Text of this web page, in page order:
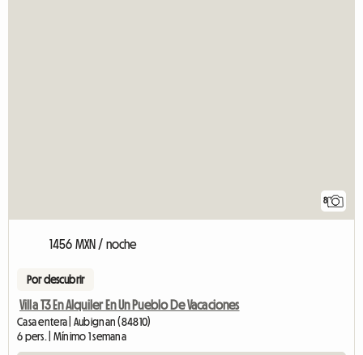
8
1456 MXN / noche
Por descubrir
Villa T3 En Alquiler En Un Pueblo De Vacaciones
Casa entera | Aubignan (84810)
6 pers. | Mínimo 1 semana